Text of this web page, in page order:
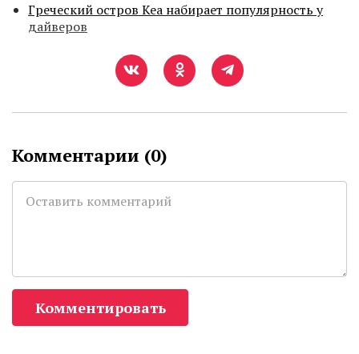
Греческий остров Кеа набирает популярность у
дайверов
Комментарии (0)
Комментировать